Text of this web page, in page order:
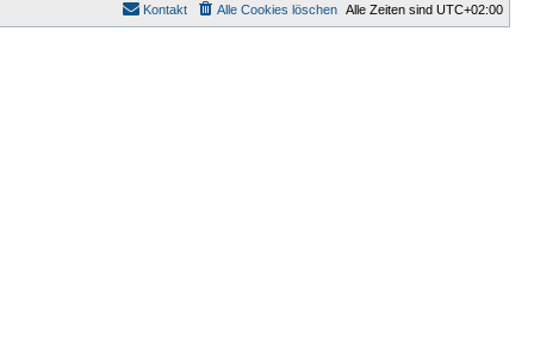
Alle Zeiten sind UTC+02:00
Alle Cookies löschen
Kontakt